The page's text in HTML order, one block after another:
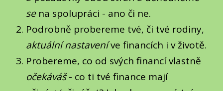
sena spolupráci - ano či ne.
Podrobně probereme tvé, či tvé rodiny,
aktuální nastaveníve financích i v životě.
Probereme, co od svých financí vlastně
očekáváš- co ti tvé finance mají